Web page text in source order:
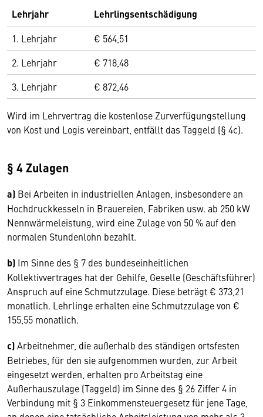
Lehrjahr Lehrlingsentschädigung
1. Lehrjahr
€ 564,51
2. Lehrjahr
€ 718,48
3. Lehrjahr
€ 872,46
Wird im Lehrvertrag die kostenlose Zurverfügungstellung
von Kost und Logis vereinbart, entfällt das Taggeld (§ 4c).
§ 4 Zulagen
a) Bei Arbeiten in industriellen Anlagen, insbesondere an
Hochdruckkesseln in Brauereien, Fabriken usw. ab 250 kW
Nennwärmeleistung, wird eine Zulage von 50 % auf den
normalen Stundenlohn bezahlt.
b) Im Sinne des § 7 des bundeseinheitlichen
Kollektivvertrages hat der Gehilfe, Geselle (Geschäftsführer)
Anspruch auf eine Schmutzzulage. Diese beträgt € 373,21
monatlich. Lehrlinge erhalten eine Schmutzzulage von €
155,55 monatlich.
c)Arbeitnehmer, die außerhalb des ständigen ortsfesten
Betriebes, für den sie aufgenommen wurden, zur Arbeit
eingesetzt werden, erhalten pro Arbeitstag eine
Außerhauszulage (Taggeld) im Sinne des § 26 Ziffer 4 in
Verbindung mit § 3 Einkommensteuergesetz für jene Tage,